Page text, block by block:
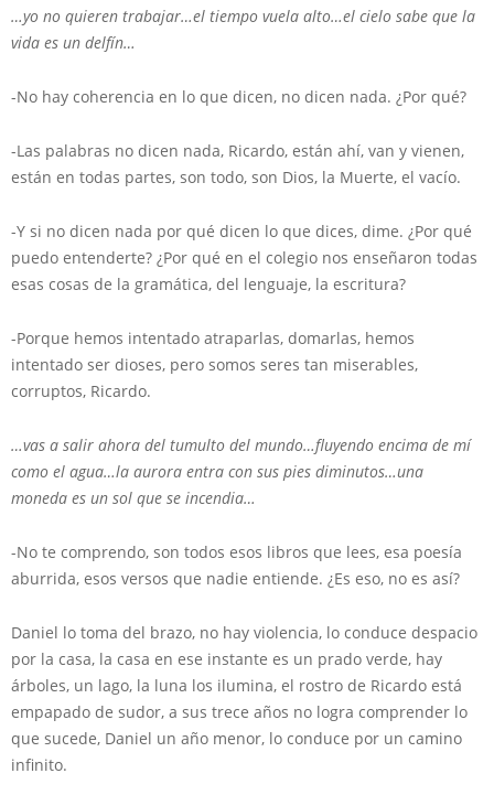
…yo no quieren trabajar…el tiempo vuela alto…el cielo sabe que la
vida es un delfín…
-No hay coherencia en lo que dicen, no dicen nada. ¿Por qué?
-Las palabras no dicen nada, Ricardo, están ahí, van y vienen,
están en todas partes, son todo, son Dios, la Muerte, el vacío.
-Y si no dicen nada por qué dicen lo que dices, dime. ¿Por qué
puedo entenderte? ¿Por qué en el colegio nos enseñaron todas
esas cosas de la gramática, del lenguaje, la escritura?
-Porque hemos intentado atraparlas, domarlas, hemos
intentado ser dioses, pero somos seres tan miserables,
corruptos, Ricardo.
…vas a salir ahora del tumulto del mundo…fluyendo encima de mí
como el agua…la aurora entra con sus pies diminutos…una
moneda es un sol que se incendia…
-No te comprendo, son todos esos libros que lees, esa poesía
aburrida, esos versos que nadie entiende. ¿Es eso, no es así?
Daniel lo toma del brazo, no hay violencia, lo conduce despacio
por la casa, la casa en ese instante es un prado verde, hay
árboles, un lago, la luna los ilumina, el rostro de Ricardo está
empapado de sudor, a sus trece años no logra comprender lo
que sucede, Daniel un año menor, lo conduce por un camino
infinito.